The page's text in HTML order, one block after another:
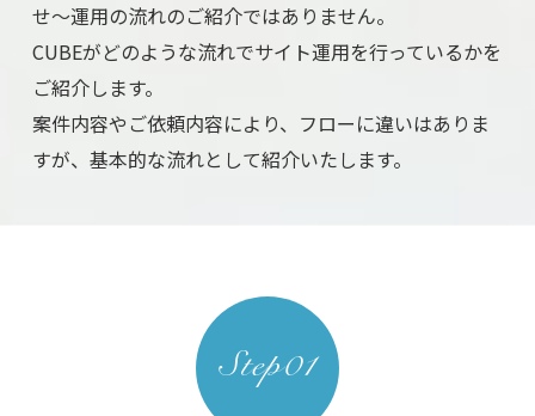
せ～運用の流れのご紹介ではありません。
CUBEがどのような流れでサイト運用を行っているかを
ご紹介します。
案件内容やご依頼内容により、フローに違いはありま
すが、 基本的な流れとして紹介いたします。